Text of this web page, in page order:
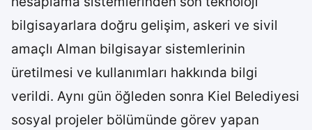
bilgisayarlara doğru gelişim, askeri ve sivil
amaçlı Alman bilgisayar sistemlerinin
üretilmesi ve kullanımları hakkında bilgi
verildi. Aynı gün öğleden sonra Kiel Belediyesi
sosyal projeler bölümünde görev yapan